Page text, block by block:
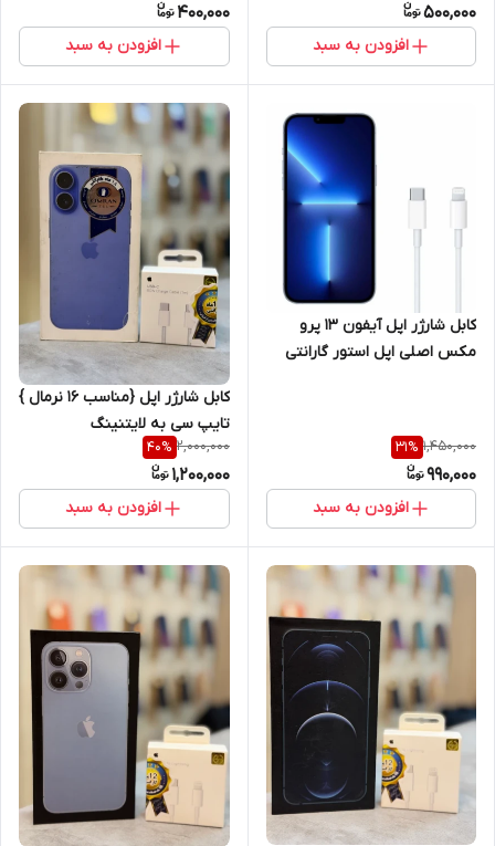
500,000
افزودن به سبد
400,000
افزودن به سبد
کابل شارژر اپل آیفون ۱۳ پرو
مکس اصلی اپل استور گارانتی
1,450,000
31%
990,000
افزودن به سبد
کابل شارژر اپل {مناسب 16 نرمال }
تایپ سی به لایتنینگ
اصل+گارانتی شرکتی یک ساله
2,000,000
40%
1,200,000
افزودن به سبد